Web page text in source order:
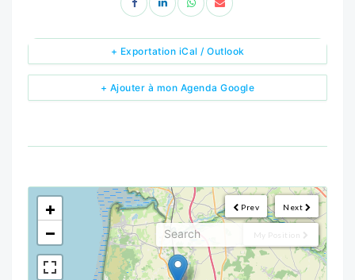
+ Ajouter à mon Agenda Google
+ Exportation iCal / Outlook
Next
Prev
My Position
<!---->
+
−